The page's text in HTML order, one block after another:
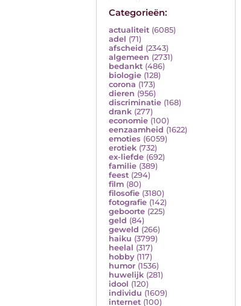
Categorieën:
actualiteit (6085)
adel (71)
afscheid (2343)
algemeen (2731)
bedankt (486)
biologie (128)
corona (173)
dieren (956)
discriminatie (168)
drank (277)
economie (100)
eenzaamheid (1622)
emoties (6059)
erotiek (732)
ex-liefde (692)
familie (389)
feest (294)
film (80)
filosofie (3180)
fotografie (142)
geboorte (225)
geld (84)
geweld (266)
haiku (3799)
heelal (317)
hobby (117)
humor (1536)
huwelijk (281)
idool (120)
individu (1609)
internet (100)